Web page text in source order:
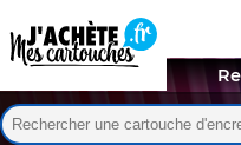
Rechercher :
Quand les résultats de